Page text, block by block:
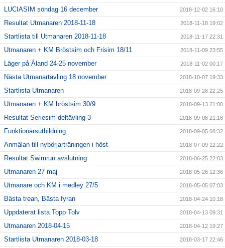
LUCIASIM söndag 16 december 2018-12-02 16:10
Resultat Utmanaren 2018-11-18 2018-11-18 19:02
Startlista till Utmanaren 2018-11-18 2018-11-17 22:31
Utmanaren + KM Bröstsim och Frisim 18/11 2018-11-09 23:55
Läger på Åland 24-25 november 2018-11-02 00:17
Nästa Utmanartävling 18 november 2018-10-07 19:33
Startlista Utmanaren 2018-09-28 22:25
Utmanaren + KM bröstsim 30/9 2018-09-13 21:00
Resultat Seriesim deltävling 3 2018-09-08 21:16
Funktionärsutbildning 2018-09-05 08:32
Anmälan till nybörjarträningen i höst 2018-07-09 12:22
Resultat Swimrun avslutning 2018-06-25 22:03
Utmanaren 27 maj 2018-05-26 12:36
Utmanare och KM i medley 27/5 2018-05-05 07:03
Bästa trean, Bästa fyran 2018-04-24 10:18
Uppdaterat lista Topp Tolv 2018-04-13 09:31
Utmanaren 2018-04-15 2018-04-12 19:27
Startlista Utmanaren 2018-03-18 2018-03-17 22:46